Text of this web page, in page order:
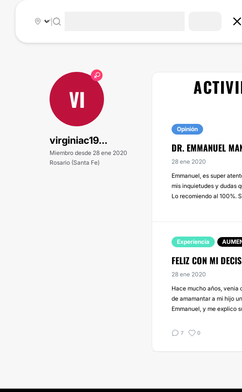
|
VI
virginiac19...
Miembro desde 28 ene 2020
Rosario (Santa Fe)
Opinión
DR. EMMANUEL
28 ene 2020
Emmanuel, es super
mis inquietudes y dudas
Lo recomiendo al 100%.
Experiencia
FELIZ CON MI
28 ene 2020
Hace mucho años, venia
de amamantar a mi hijo
Emmanuel, y me explico
7 0